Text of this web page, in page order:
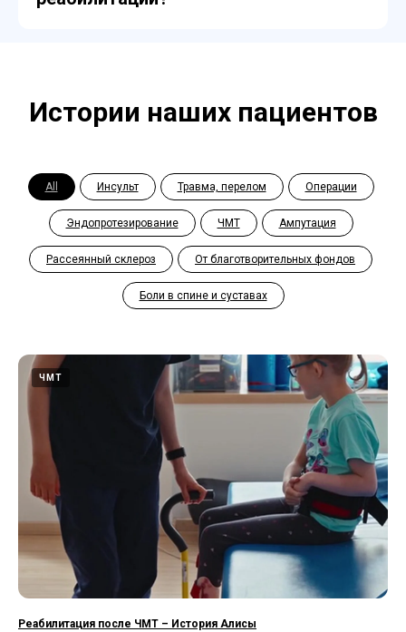
Истории наших пациентов
All Инсульт Травма, перелом Операции
Эндопротезирование ЧМТ Ампутация
Рассеянный склероз От благотворительных фондов
Боли в спине и суставах
ЧМТ
Реабилитация после ЧМТ – История Алисы